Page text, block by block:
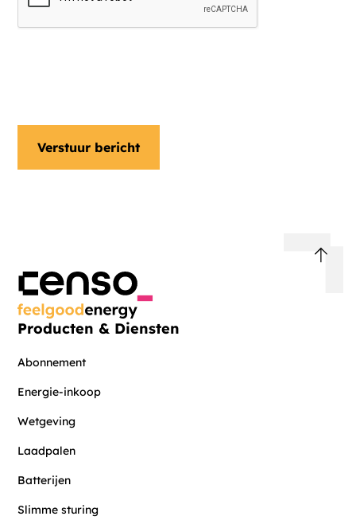
Producten & Diensten
Abonnement
Energie-inkoop
Wetgeving
Laadpalen
Batterijen
Slimme sturing